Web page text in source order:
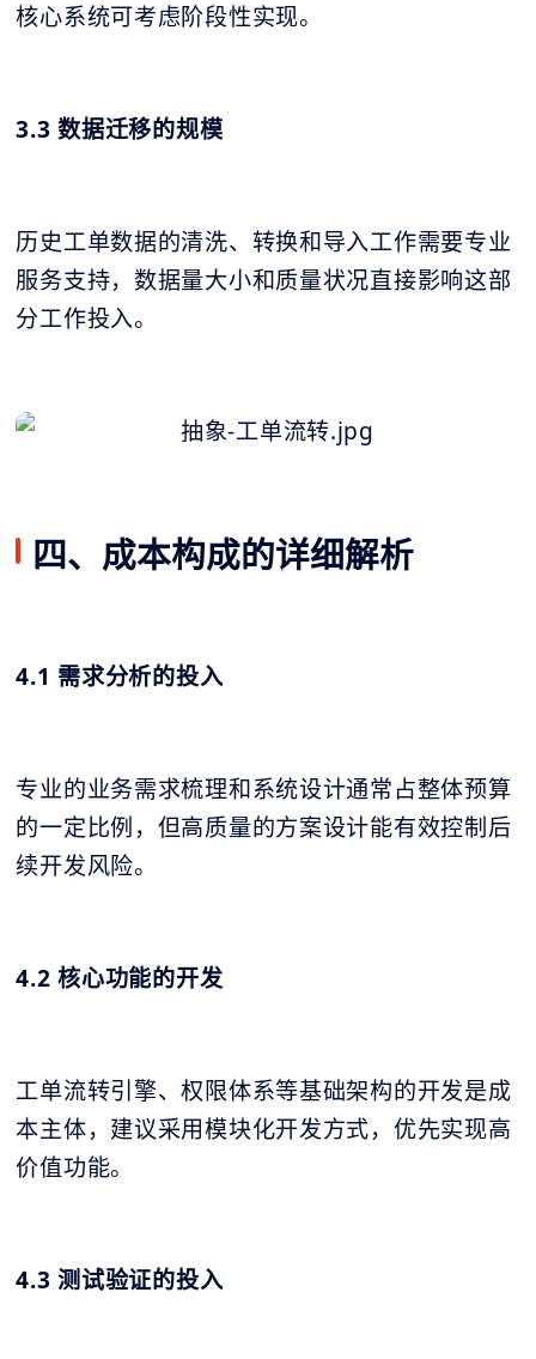
核心系统可考虑阶段性实现。
3.3 数据迁移的规模
历史工单数据的清洗、转换和导入工作需要专业
服务支持，数据量大小和质量状况直接影响这部
分工作投入。
四、成本构成的详细解析
4.1 需求分析的投入
专业的业务需求梳理和系统设计通常占整体预算
的一定比例，但高质量的方案设计能有效控制后
续开发风险。
4.2 核心功能的开发
工单流转引擎、权限体系等基础架构的开发是成
本主体，建议采用模块化开发方式，优先实现高
价值功能。
4.3 测试验证的投入